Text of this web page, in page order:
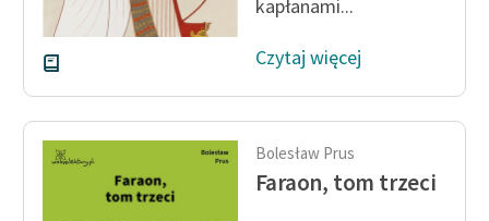
kapłanami...
Czytaj więcej
Bolesław Prus
Faraon, tom trzeci